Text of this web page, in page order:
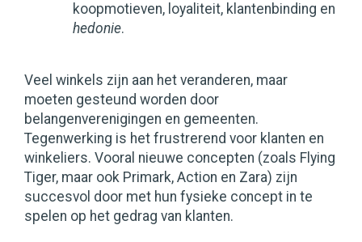
koopmotieven, loyaliteit, klantenbinding en
hedonie.
Veel winkels zijn aan het veranderen, maar
moeten gesteund worden door
belangenverenigingen en gemeenten.
Tegenwerking is het frustrerend voor klanten en
winkeliers. Vooral nieuwe concepten (zoals Flying
Tiger, maar ook Primark, Action en Zara) zijn
succesvol door met hun fysieke concept in te
spelen op het gedrag van klanten.